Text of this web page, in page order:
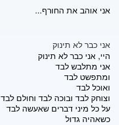
אני אוהב את החורף...
אני כבר לא תינוק
היי, אני כבר לא תינוק
אני מתלבש לבד
ומתפשט לבד
ואוכל לבד
וצוחק לבד ובוכה לבד וחולם לבד
על כל מיני דברים שאעשה לבד
כשאהיה גדול